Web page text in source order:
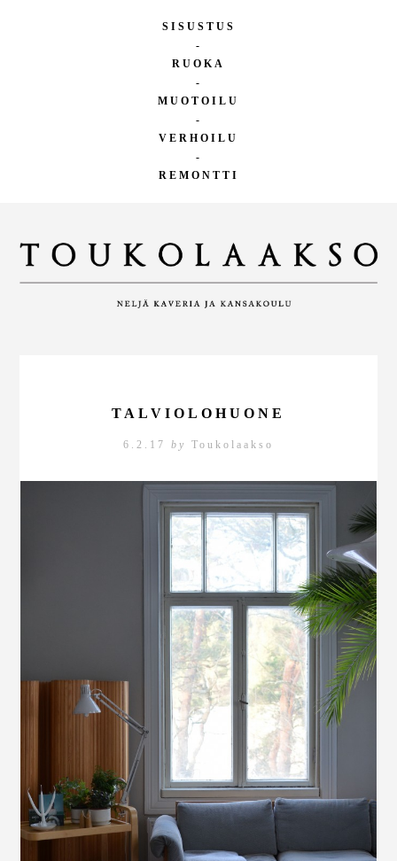
SISUSTUS
-
RUOKA
-
MUOTOILU
-
VERHOILU
-
REMONTTI
TALVIOLOHUONE
6.2.17 by Toukolaakso